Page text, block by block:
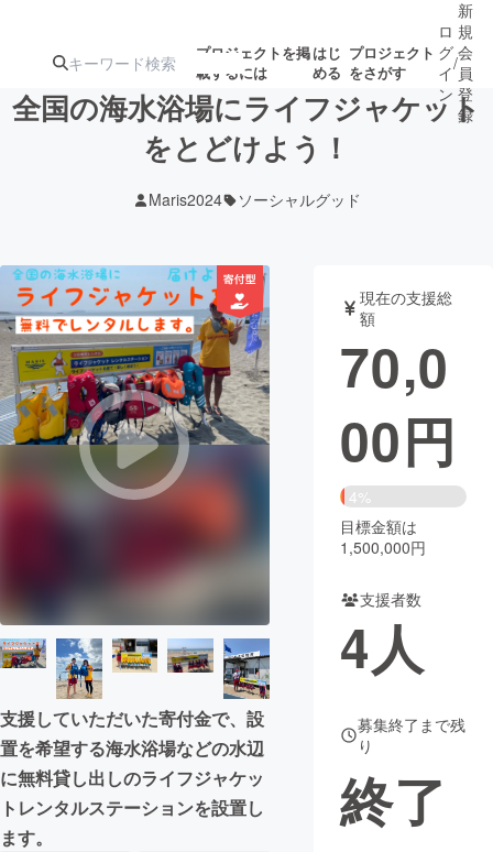
プロジェクトを掲
載するには
はじ
める
プロジェクト
をさがす
ジェクト
ロジェクト
アート・写真 音楽
テクノロジー・ガジェット ゲーム・
映像・映画 書籍・雑誌
ビジネス・起業 チャレンジ
まちづくり・地域活性化
CAMPFIRE for Social Good
CAMPFIRE Creation
CAMPFIREふるさと納税machi-ya コミュニティ
ロ
グ
イ
ン
/
新
規
会
員
登
録
全国の海水浴場にライフジャケット
をとどけよう！
Maris2024 ソーシャルグッド
支援していただいた寄付金で、設
置を希望する海水浴場などの水辺
に無料貸し出しのライフジャケッ
トレンタルステーションを設置し
ます。
現在の支援総
額
70,0
00円
4%
目標金額は
1,500,000円
支援者数
4人
募集終了まで残
り
終了